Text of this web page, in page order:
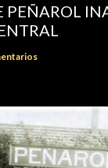
PEÑAROL